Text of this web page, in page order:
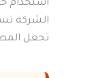
استخدام
تجعل